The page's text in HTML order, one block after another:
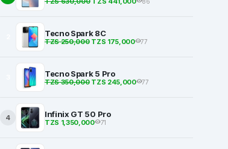
Tecno Spark 8C
TZS 250,000TZS 175,000 77
Tecno Spark 5 Pro
TZS 350,000TZS 245,000 77
4 Infinix GT 50 Pro
TZS 1,350,000 71